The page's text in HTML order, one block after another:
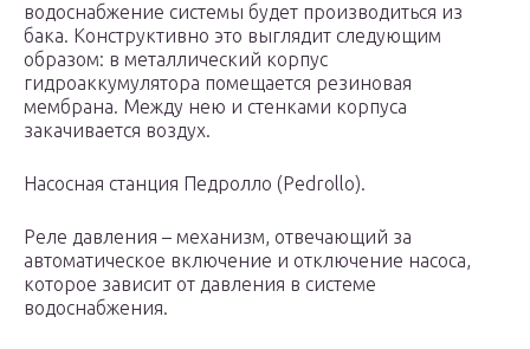
водоснабжение системы будет производиться из
бака. Конструктивно это выглядит следующим
образом: в металлический корпус
гидроаккумулятора помещается резиновая
мембрана. Между нею и стенками корпуса
закачивается воздух.
Насосная станция Педролло (Pedrollo).
Реле давления – механизм, отвечающий за
автоматическое включение и отключение насоса,
которое зависит от давления в системе
водоснабжения.